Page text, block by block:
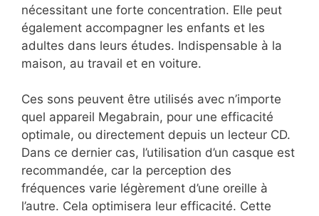
nécessitant une forte concentration. Elle peut
également accompagner les enfants et les
adultes dans leurs études. Indispensable à la
maison, au travail et en voiture.
Ces sons peuvent être utilisés avec n’importe
quel appareil Megabrain, pour une efficacité
optimale, ou directement depuis un lecteur CD.
Dans ce dernier cas, l’utilisation d’un casque est
recommandée, car la perception des
fréquences varie légèrement d’une oreille à
l’autre. Cela optimisera leur efficacité. Cette